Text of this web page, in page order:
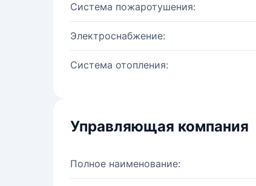
Система пожаротушения:
Электроснабжение:
Система отопления:
Управляющая компания
Полное наименование: